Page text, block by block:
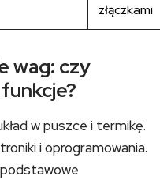
złączkami
wag: czy
w puszce i termikę.
i oprogramowania.